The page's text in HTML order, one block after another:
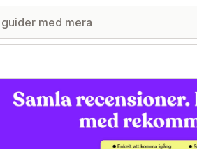
med utvalda bilder